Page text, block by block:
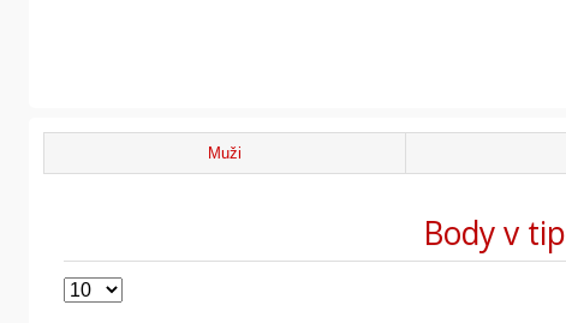
Muži
Body v